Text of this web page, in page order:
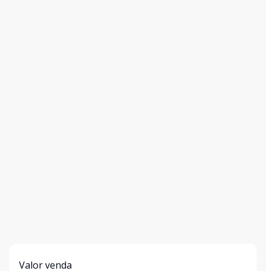
Valor venda